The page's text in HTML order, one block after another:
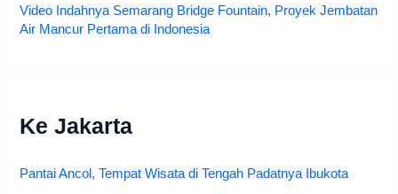
Video Indahnya Semarang Bridge Fountain, Proyek Jembatan
Air Mancur Pertama di Indonesia
Ke Jakarta
Pantai Ancol, Tempat Wisata di Tengah Padatnya Ibukota